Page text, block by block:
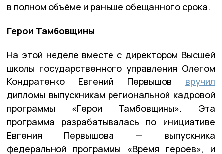
в полном объёме и раньше обещанного срока.
Герои Тамбовщины
На этой неделе вместе с директором Высшей
школы государственного управления Олегом
Кондратенко Евгений Первышов вручил
дипломы выпускникам региональной кадровой
программы «Герои Тамбовщины». Эта
программа разрабатывалась по инициативе
Евгения Первышова — выпускника
федеральной программы «Время героев», и